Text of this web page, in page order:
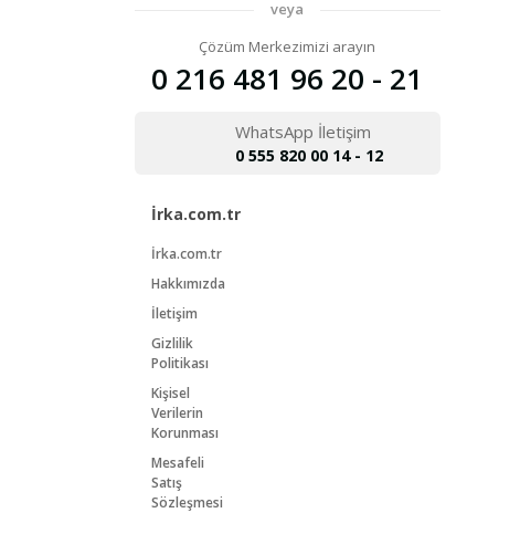
veya
Çözüm Merkezimizi arayın
0 216 481 96 20 - 21
WhatsApp İletişim
0 555 820 00 14 - 12
İrka.com.tr
İrka.com.tr
Hakkımızda
İletişim
Gizlilik
Politikası
Kişisel
Verilerin
Korunması
Mesafeli
Satış
Sözleşmesi